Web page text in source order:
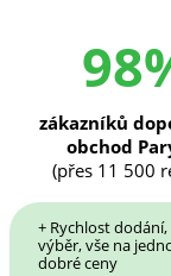
zákazníků
obchod
(přes 11 500
+ Rychlost
výběr, vše na
dobré ceny